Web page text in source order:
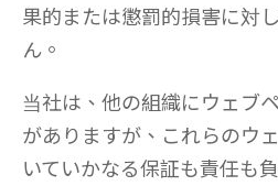
果的または懲罰的損害に対
ん。
当社は、他の組織にウェブ
がありますが、これらのウ
いていかなる保証も責任も